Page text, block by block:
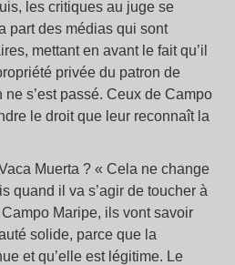
les critiques au juge se
part des médias qui sont
mettant en avant le fait qu’il
privée du patron de
ne s’est passé. Ceux de Campo
le droit que leur reconnaît la
Muerta ? « Cela ne change
quand il va s’agir de toucher à
Maripe, ils vont savoir
solide, parce que la
et qu’elle est légitime. Le